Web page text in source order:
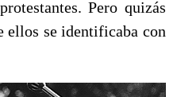
Pero quizás
ellos se identificaba con